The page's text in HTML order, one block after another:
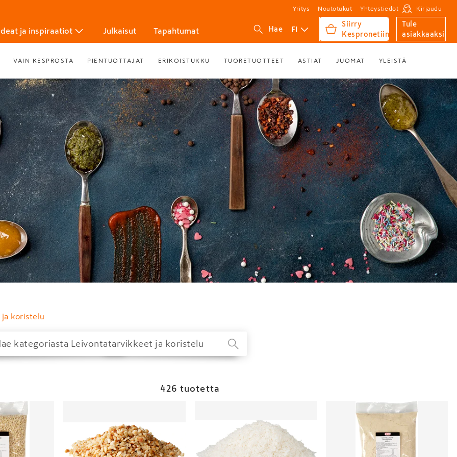
Yritys Noutotukut Yhteystiedot Kirjaudu
ja inspiraatiot Julkaisut Tapahtumat Hae FI
Siirry
Kespronetiin
Tule
asiakkaaksi
VAIN KESPROSTA PIENTUOTTAJAT ERIKOISTUKKU TUORETUOTTEET ASTIAT JUOMAT YLEISTÄ
ja koristelu
426 tuotetta